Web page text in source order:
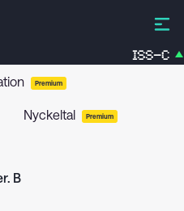
ISS-C
Premium
Nyckeltal Premium
B